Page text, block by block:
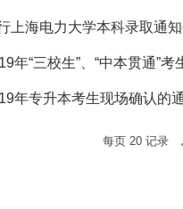
上海电力大学本科录取通
年“三校生”、“中本贯通”
年专升本考生现场确认的
每页 20记录